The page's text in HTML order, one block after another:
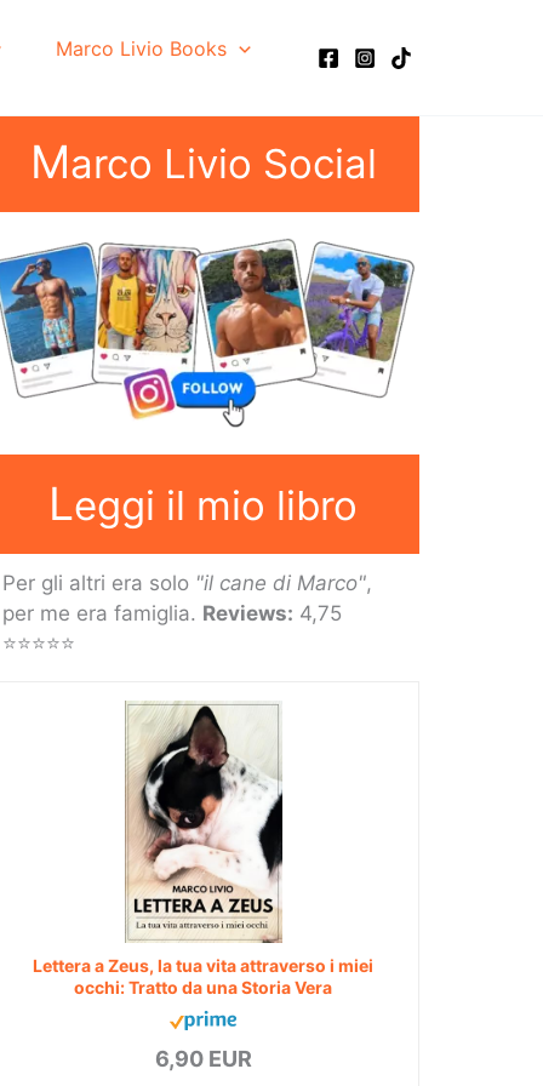
Marco Livio Books
Marco Livio Social
Leggi il mio libro
Per gli altri era solo "il cane di Marco",
per me era famiglia. Reviews: 4,75
⭐⭐⭐⭐⭐
Lettera a Zeus, la tua vita attraverso i miei
occhi: Tratto da una Storia Vera
6,90 EUR